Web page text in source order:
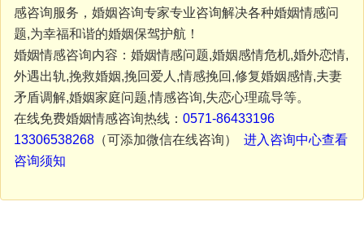
感咨询服务，婚姻咨询专家专业咨询解决各种婚姻情感问
题,为幸福和谐的婚姻保驾护航！
婚姻情感咨询内容：婚姻情感问题,婚姻感情危机,婚外恋情,
外遇出轨,挽救婚姻,挽回爱人,情感挽回,修复婚姻感情,夫妻
矛盾调解,婚姻家庭问题,情感咨询,失恋心理疏导等。
在线免费婚姻情感咨询热线： 0571-86433196
13306538268（可添加微信在线咨询） 进入咨询中心查看
咨询须知